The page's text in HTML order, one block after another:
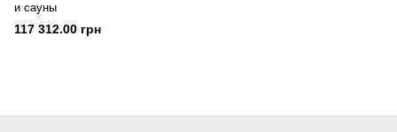
и сауны
117 312.00 грн